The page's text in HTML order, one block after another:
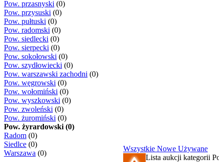
Pow. przasnyski (0)
Pow. przysuski (0)
Pow. pułtuski (0)
Pow. radomski (0)
Pow. siedlecki (0)
Pow. sierpecki (0)
Pow. sokołowski (0)
Pow. szydłowiecki (0)
Pow. warszawski zachodni (0)
Pow. węgrowski (0)
Pow. wołomiński (0)
Pow. wyszkowski (0)
Pow. zwoleński (0)
Pow. żuromiński (0)
Pow. żyrardowski (0)
Radom (0)
Siedlce (0)
Warszawa (0)
Wszystkie Nowe Używane
Lista aukcji kategorii